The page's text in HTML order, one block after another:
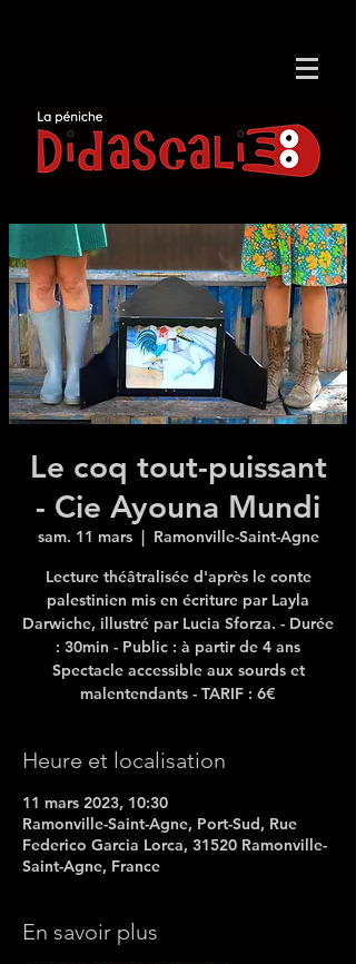
Le coq tout-puissant
- Cie Ayouna Mundi
sam. 11 mars
  |
Ramonville-Saint-Agne
Lecture théâtralisée d'après le conte
palestinien mis en écriture par Layla
Darwiche, illustré par Lucia Sforza. - Durée
: 30min - Public : à partir de 4 ans
Spectacle accessible aux sourds et
Heure et localisation
11 mars 2023, 10:30
Ramonville-Saint-Agne, Port-Sud, Rue
Federico Garcia Lorca, 31520 Ramonville-
Saint-Agne, France
En savoir plus